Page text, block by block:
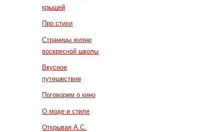
крышей
Про стихи
Страницы жизни
воскресной школы
Вкусное
путешествие
Поговорим о кино
О моде и стиле
Открывая А.С.